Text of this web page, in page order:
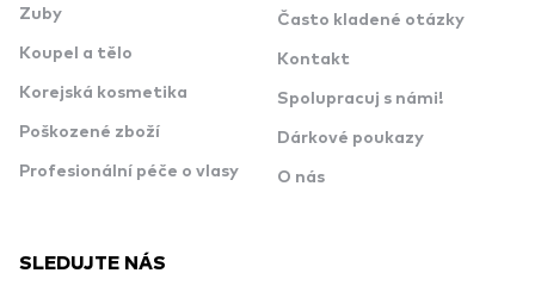
Zuby
Koupel a tělo
Korejská kosmetika
Poškozené zboží
Profesionální péče o vlasy
Často kladené otázky
Kontakt
Spolupracuj s námi!
Dárkové poukazy
O nás
SLEDUJTE NÁS